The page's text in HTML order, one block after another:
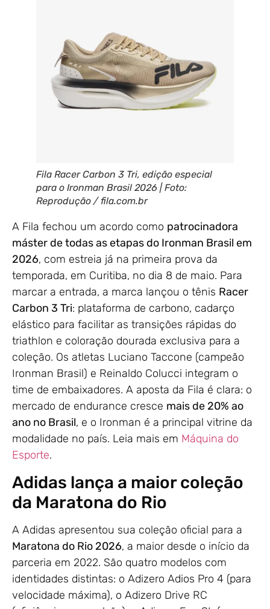
Fila Racer Carbon 3 Tri, edição especial
para o Ironman Brasil 2026 | Foto:
Reprodução / fila.com.br
A Fila fechou um acordo como patrocinadora
máster de todas as etapas do Ironman Brasil em
2026, com estreia já na primeira prova da
temporada, em Curitiba, no dia 8 de maio. Para
marcar a entrada, a marca lançou o tênis Racer
Carbon 3 Tri: plataforma de carbono, cadarço
elástico para facilitar as transições rápidas do
triathlon e coloração dourada exclusiva para a
coleção. Os atletas Luciano Taccone (campeão
Ironman Brasil) e Reinaldo Colucci integram o
time de embaixadores. A aposta da Fila é clara: o
mercado de endurance cresce mais de 20% ao
ano no Brasil, e o Ironman é a principal vitrine da
modalidade no país. Leia mais em Máquina do
Esporte.
Adidas lança a maior coleção
da Maratona do Rio
A Adidas apresentou sua coleção oficial para a
Maratona do Rio 2026, a maior desde o início da
parceria em 2022. São quatro modelos com
identidades distintas: o Adizero Adios Pro 4 (para
velocidade máxima), o Adizero Drive RC